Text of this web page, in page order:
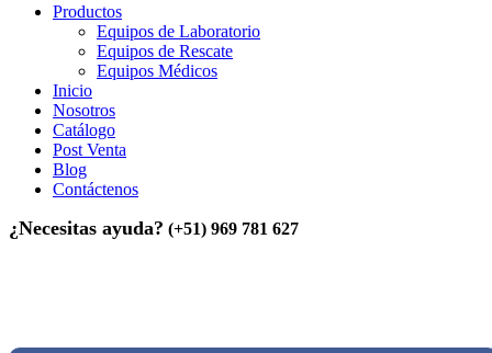
Productos
Equipos de Laboratorio
Equipos de Rescate
Equipos Médicos
Inicio
Nosotros
Catálogo
Post Venta
Blog
Contáctenos
¿Necesitas ayuda? (+51) 969 781 627